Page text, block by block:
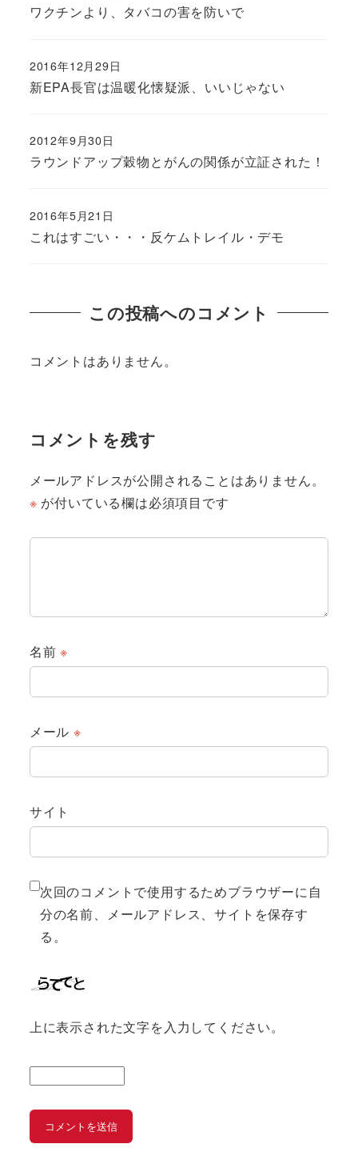
ワクチンより、タバコの害を防いで
新EPA長官は温暖化懐疑派、いいじゃない
2016年12月29日
ラウンドアップ穀物とがんの関係が立証された！
2012年9月30日
これはすごい・・・反ケムトレイル・デモ
2016年5月21日
この投稿へのコメント
コメントはありません。
コメントを残す
メールアドレスが公開されることはありません。
※ が付いている欄は必須項目です
名前※
メール ※
サイト
次回のコメントで使用するためブラウザーに自
分の名前、メールアドレス、サイトを保存す
る。
上に表示された文字を入力してください。